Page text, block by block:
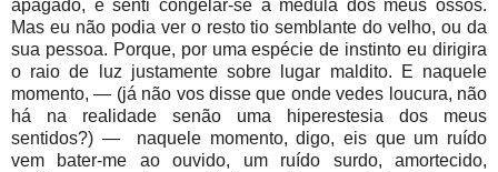
apagado, e senti congelar-se a medula dos meus ossos.
Mas eu não podia ver o resto tio semblante do velho, ou da
sua pessoa. Porque, por uma espécie de instinto eu dirigira
o raio de luz justamente sobre lugar maldito. E naquele
momento, — (já não vos disse que onde vedes loucura, não
há na realidade senão uma hiperestesia dos meus
sentidos?) — naquele momento, digo, eis que um ruído
vem bater-me ao ouvido, um ruído surdo, amortecido,